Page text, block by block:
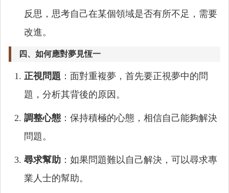
反思，思考自己在某個領域是否有所不足，需要
改進。
四、如何應對夢見恆一
正視問題 ：面對重複夢，首先要正視夢中的問
題，分析其背後的原因。
調整心態 ：保持積極的心態，相信自己能夠解決
問題。
尋求幫助 ：如果問題難以自己解決，可以尋求專
業人士的幫助。